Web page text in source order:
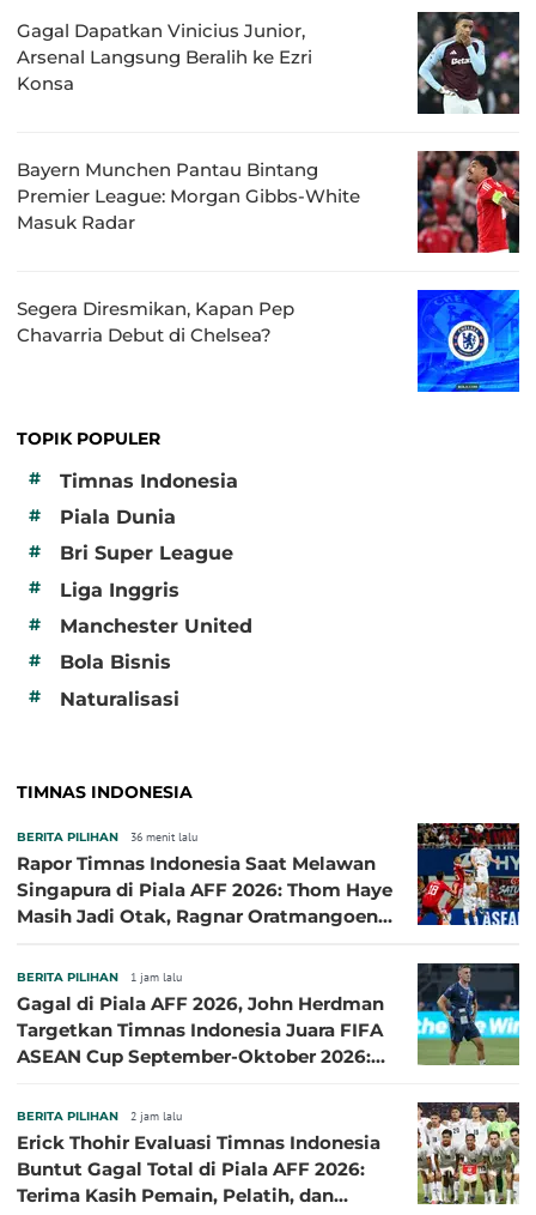
Gagal Dapatkan Vinicius Junior,
Arsenal Langsung Beralih ke Ezri
Konsa
Bayern Munchen Pantau Bintang
Premier League: Morgan Gibbs-White
Masuk Radar
Segera Diresmikan, Kapan Pep
Chavarria Debut di Chelsea?
TOPIK POPULER
#
Timnas Indonesia
# Piala Dunia
# Bri Super League
# Liga Inggris
# Manchester United
# Bola Bisnis
# Naturalisasi
TIMNAS INDONESIA
BERITA PILIHAN 36 menit lalu
Rapor Timnas Indonesia Saat Melawan
Singapura di Piala AFF 2026: Thom Haye
Masih Jadi Otak, Ragnar Oratmangoen
BERITA PILIHAN 1 jam lalu
Gagal di Piala AFF 2026, John Herdman
Targetkan Timnas Indonesia Juara FIFA
ASEAN Cup September-Oktober 2026:
BERITA PILIHAN 2 jam lalu
Erick Thohir Evaluasi Timnas Indonesia
Buntut Gagal Total di Piala AFF 2026:
Terima Kasih Pemain, Pelatih, dan